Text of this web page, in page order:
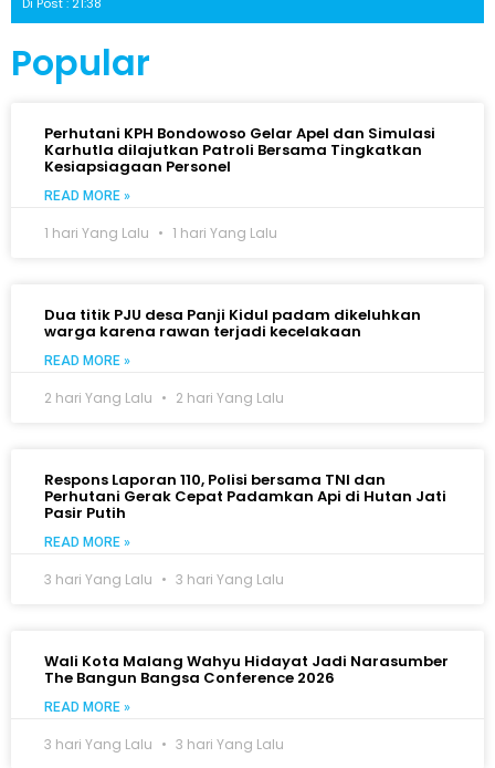
Popular
Perhutani KPH Bondowoso Gelar Apel dan Simulasi
Karhutla dilajutkan Patroli Bersama Tingkatkan
Kesiapsiagaan Personel
READ MORE »
1 hari Yang Lalu 1 hari Yang Lalu
Dua titik PJU desa Panji Kidul padam dikeluhkan
warga karena rawan terjadi kecelakaan
READ MORE »
2 hari Yang Lalu 2 hari Yang Lalu
Respons Laporan 110, Polisi bersama TNI dan
Perhutani Gerak Cepat Padamkan Api di Hutan Jati
Pasir Putih
READ MORE »
3 hari Yang Lalu 3 hari Yang Lalu
Wali Kota Malang Wahyu Hidayat Jadi Narasumber
The Bangun Bangsa Conference 2026
READ MORE »
3 hari Yang Lalu 3 hari Yang Lalu